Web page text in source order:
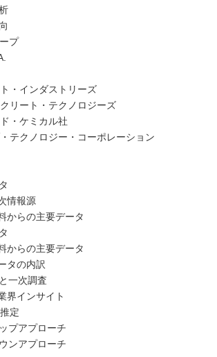
プ
・インダストリーズ
リート・テクノロジーズ
・ケミカル社
テクノロジー・コーポレーション
情報源
からの主要データ
からの主要データ
タの内訳
一次調査
界インサイト
定
プアプローチ
ンアプローチ